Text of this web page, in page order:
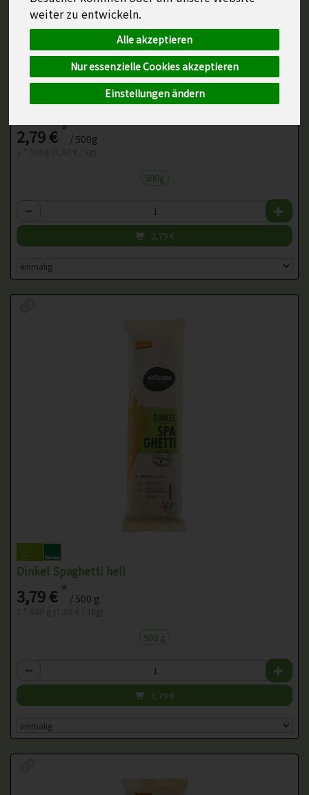
weiter zu entwickeln.
Alle akzeptieren
Nur essenzielle Cookies akzeptieren
Einstellungen ändern
2,79 €* / 500g
500g
Anzahl
2,79€
Dinkel Spaghetti hell
3,79 €* / 500 g
500 g
Anzahl
3,79€